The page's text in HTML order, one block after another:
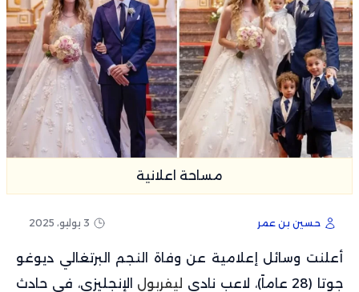
مساحة اعلانية
حسين بن عمر 3 يوليو، 2025
أعلنت وسائل إعلامية عن وفاة النجم البرتغالي ديوغو
جوتا (28 عاماً)، لاعب نادي
ليفربول الإنجليزي، في حادث